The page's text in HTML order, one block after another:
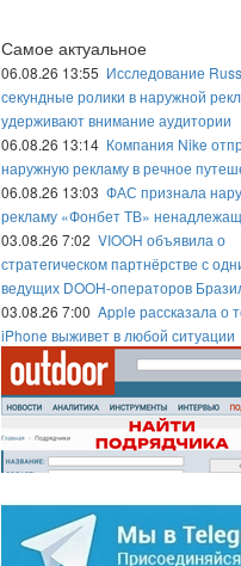
Самое актуальное
06.08.26 13:55 Исследование
секундные ролики в наружной
удерживают внимание аудитории
06.08.26 13:14 Компания Nike
наружную рекламу в речное
06.08.26 13:03 ФАС признала
рекламу «Фонбет ТВ»
03.08.26 7:02 VIOOH объявила о
стратегическом партнёрстве с
ведущих DOOH-операторов
03.08.26 7:00 Apple рассказала о
iPhone выживет в любой ситуации